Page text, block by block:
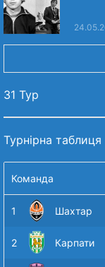
31 Тур
Турнірна таблиця
Команда
1 Шахтар
2 Карпати